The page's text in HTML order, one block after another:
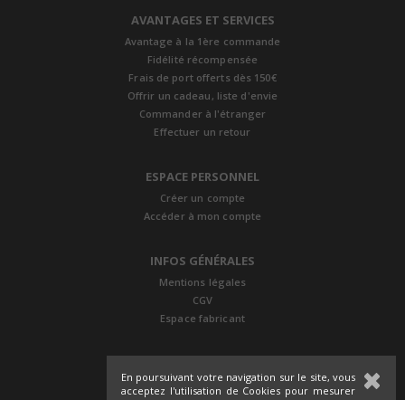
En poursuivant votre navigation sur le site, vous
acceptez l'utilisation de Cookies pour mesurer
AVANTAGES ET SERVICES
Avantage à la 1ère commande
Fidélité récompensée
Frais de port offerts dès 150€
Offrir un cadeau, liste d'envie
Commander à l'étranger
Effectuer un retour
ESPACE PERSONNEL
Créer un compte
Accéder à mon compte
INFOS GÉNÉRALES
Mentions légales
CGV
Espace fabricant